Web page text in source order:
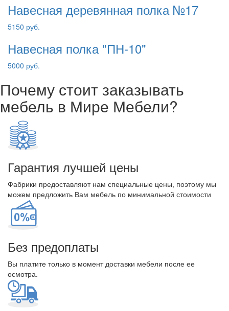
Навесная деревянная полка №17
5150 руб.
Навесная полка "ПН-10"
5000 руб.
Почему стоит заказывать
мебель в Мире Мебели?
Гарантия лучшей цены
Фабрики предоставляют нам специальные цены, поэтому мы
можем предложить Вам мебель по минимальной стоимости
Без предоплаты
Вы платите только в момент доставки мебели после ее
осмотра.